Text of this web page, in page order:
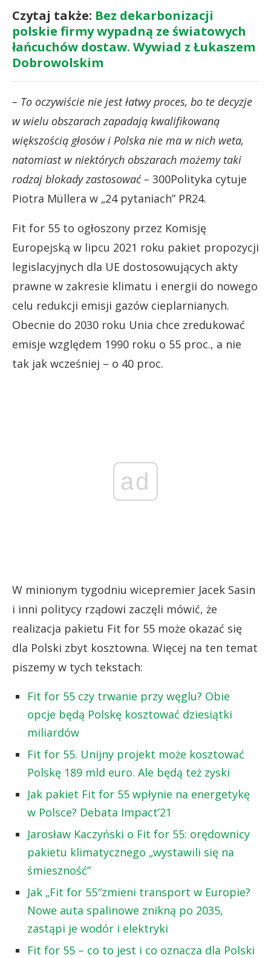
Czytaj także: Bez dekarbonizacji
polskie firmy wypadną ze światowych
łańcuchów dostaw. Wywiad z Łukaszem
Dobrowolskim
– To oczywiście nie jest łatwy proces, bo te decyzje
w wielu obszarach zapadają kwalifikowaną
większością głosów i Polska nie ma w nich weta,
natomiast w niektórych obszarach możemy taki
rodzaj blokady zastosować – 300Polityka cytuje
Piotra Müllera w „24 pytaniach” PR24.
Fit for 55 to ogłoszony przez Komisję
Europejską w lipcu 2021 roku pakiet propozycji
legislacyjnych dla UE dostosowujących akty
prawne w zakresie klimatu i energii do nowego
celu redukcji emisji gazów cieplarnianych.
Obecnie do 2030 roku Unia chce zredukować
emisje względem 1990 roku o 55 proc., a nie
tak jak wcześniej – o 40 proc.
ad
W minionym tygodniu wicepremier Jacek Sasin
i inni politycy rządowi zaczęli mówić, że
realizacja pakietu Fit for 55 może okazać się
dla Polski zbyt kosztowna. Więcej na ten temat
piszemy w tych tekstach:
Fit for 55 czy trwanie przy węglu? Obie
opcje będą Polskę kosztować dziesiątki
miliardów
Fit for 55. Unijny projekt może kosztować
Polskę 189 mld euro. Ale będą też zyski
Jak pakiet Fit for 55 wpłynie na energetykę
w Polsce? Debata Impact’21
Jarosław Kaczyński o Fit for 55: orędownicy
pakietu klimatycznego „wystawili się na
śmieszność”
Jak „Fit for 55″zmieni transport w Europie?
Nowe auta spalinowe znikną po 2035,
zastąpi je wodór i elektryki
Fit for 55 – co to jest i co oznacza dla Polski